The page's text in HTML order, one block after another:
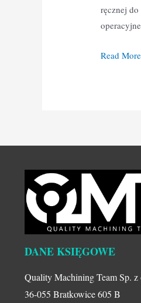
ręcznej
Read
DANE KSIĘGOWE
Quality Machining Team Sp. z
36-055 Bratkowice 605 B